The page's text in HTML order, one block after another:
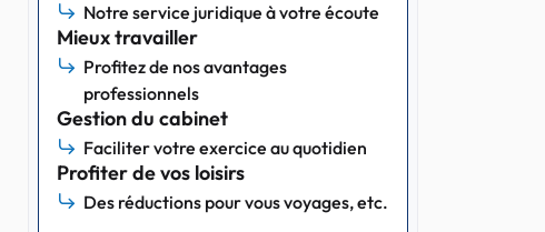
Notre service juridique à votre écoute
Mieux travailler
Profitez de nos avantages
professionnels
Gestion du cabinet
Faciliter votre exercice au quotidien
Profiter de vos loisirs
Des réductions pour vous voyages, etc.